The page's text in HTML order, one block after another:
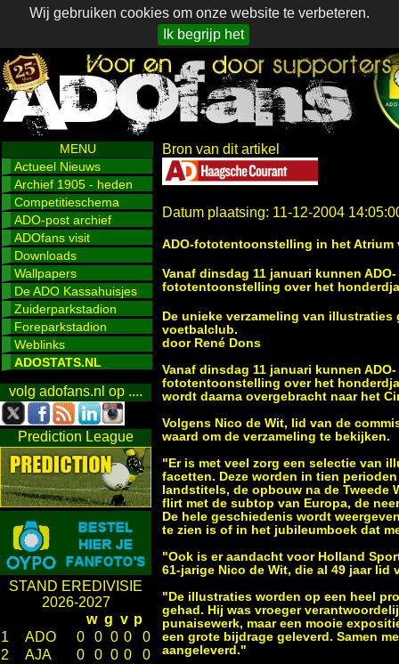
Wij gebruiken cookies om onze website te verbeteren.
Ik begrijp het
MENU
Actueel Nieuws
Archief 1905 - heden
Competitieschema
ADO-post archief
ADOfans visit
Downloads
Wallpapers
De ADO Kassahuisjes
Zuiderparkstadion
Foreparkstadion
Weblinks
ADOSTATS.NL
volg adofans.nl op ....
Prediction League
STAND EREDIVISIE
2026-2027
w g v p
1
ADO 0 0 0 0
0
2
AJA 0 0 0 0
0
Bron van dit artikel
Datum plaatsing: 11-12-2004
ADO-fototentoonstelling in het Atrium
Vanaf dinsdag 11 januari kunnen
fototentoonstelling over het
De unieke verzameling van
voetbalclub.
door René Dons
Vanaf dinsdag 11 januari kunnen
fototentoonstelling over het
wordt daarna overgebracht naar het
Volgens Nico de Wit, lid van de
waard om de verzameling te bekijken.
"Er is met veel zorg een selectie van
facetten. Deze worden in tien
landstitels, de opbouw na de
flirt met de subtop van Europa, de
De hele geschiedenis wordt
te zien is of in het jubileumboek dat
"Ook is er aandacht voor Holland
61-jarige Nico de Wit, die al 49 jaar lid
"De illustraties worden op een heel
gehad. Hij was vroeger
punaisewerk, maar een mooie
een grote bijdrage geleverd. Samen
aangeleverd."